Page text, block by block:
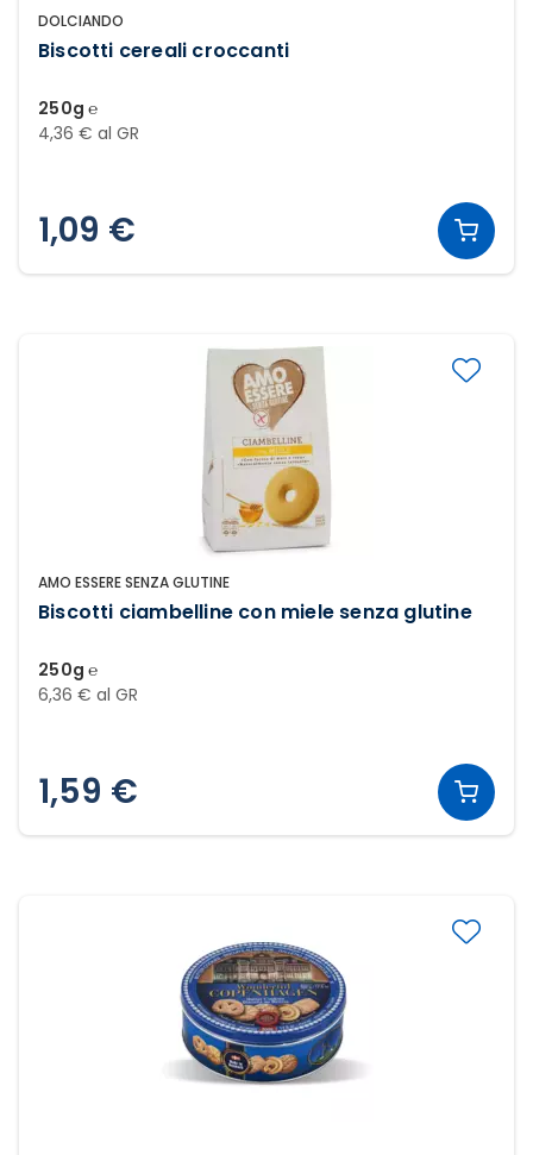
DOLCIANDO
Biscotti cereali croccanti
250g ℮
4,36 € al GR
1,09 €
AMO ESSERE SENZA GLUTINE
Biscotti ciambelline con miele senza glutine
250g ℮
6,36 € al GR
1,59 €